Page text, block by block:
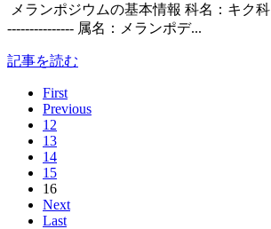
メランポジウムの基本情報 科名：キク
--------------- 属名：メランポデ...
記事を読む
First
Previous
12
13
14
15
16
Next
Last